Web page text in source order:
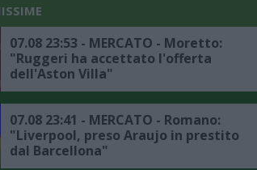
07.08 23:53 - MERCATO - Moretto:
"Ruggeri ha accettato l'offerta
dell'Aston Villa"
07.08 23:41 - MERCATO - Romano:
"Liverpool, preso Araujo in prestito
dal Barcellona"